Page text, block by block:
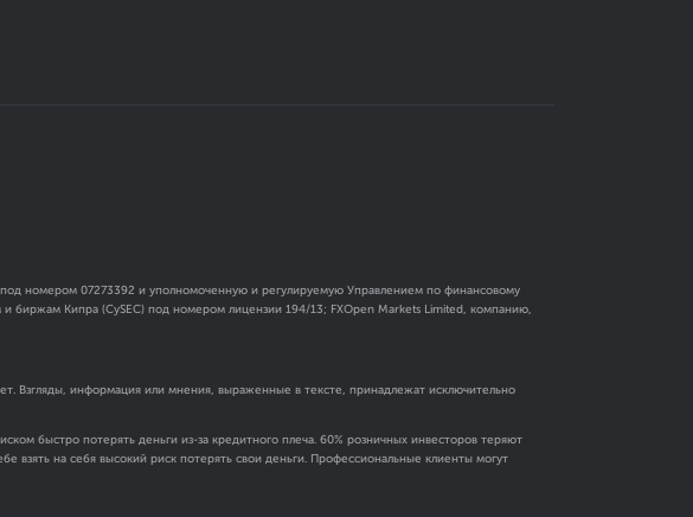
номером 07273392 и уполномоченную и регулируемую Управлением по финансовому
биржам Кипра (CySEC) под номером лицензии 194/13; FXOpen Markets Limited, компанию,
Взгляды, информация или мнения, выраженные в тексте, принадлежат исключительно
быстро потерять деньги из-за кредитного плеча. 60% розничных инвесторов теряют
взять на себя высокий риск потерять свои деньги. Профессиональные клиенты могут